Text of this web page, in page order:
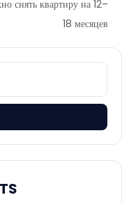
квартиру на 12–
18 месяцев